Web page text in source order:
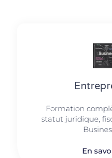
Formation
statut juridique,
En